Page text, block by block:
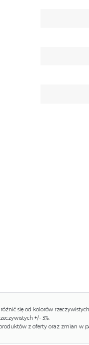
się od kolorów rzeczywistych.
+/- 3%.
z oferty oraz zmian w